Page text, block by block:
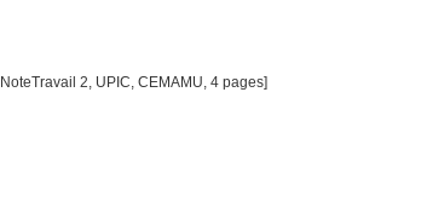
2, UPIC, CEMAMU, 4 pages]